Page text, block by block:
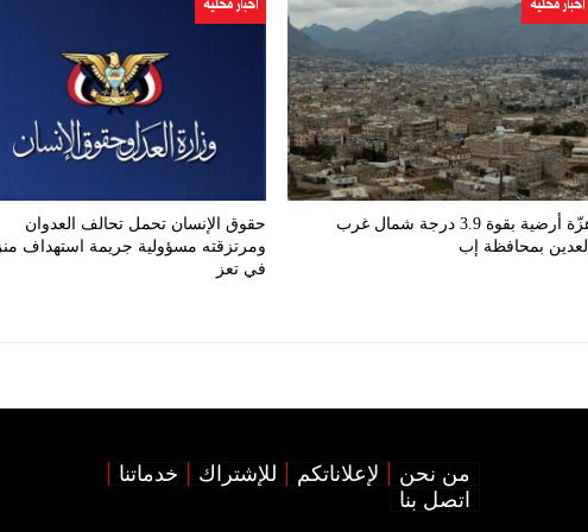
هزّة أرضية بقوة 3.9 درجة شمال غرب
العدين بمحافظة إب
حقوق الإنسان تحمل تحالف العدوان
ومرتزقته مسؤولية جريمة استهداف
في تعز
من نحن لإعلاناتكم للإشتراك
خدماتنا
اتصل بنا